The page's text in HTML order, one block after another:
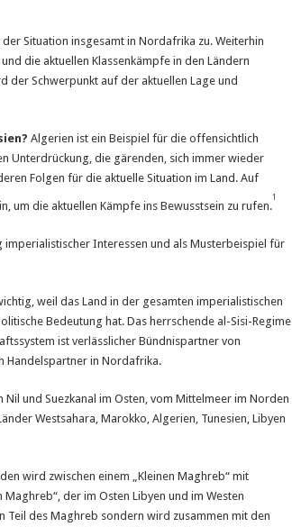
Situation insgesamt in Nordafrika zu. Weiterhin
die aktuellen Klassenkämpfe in den Ländern
der Schwerpunkt auf der aktuellen Lage und
Algerien ist ein Beispiel für die offensichtlich
Unterdrückung, die gärenden, sich immer wieder
Folgen für die aktuelle Situation im Land. Auf
um die aktuellen Kämpfe ins Bewusstsein zu rufen.
1
Interessen und als Musterbeispiel für
weil das Land in der gesamten imperialistischen
Bedeutung hat. Das herrschende al-Sisi-Regime
ist verlässlicher Bündnispartner von
Handelspartner in Nordafrika.
und Suezkanal im Osten, vom Mittelmeer im Norden
Westsahara, Marokko, Algerien, Tunesien, Libyen
wird zwischen einem „Kleinen Maghreb“ mit
der im Osten Libyen und im Westen
Teil des Maghreb sondern wird zusammen mit den